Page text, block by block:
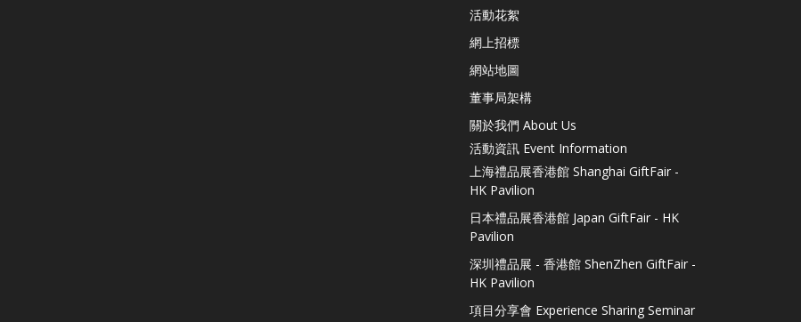
活動花絮
網上招標
網站地圖
董事局架構
關於我們 About Us
活動資訊 Event Information
上海禮品展香港館 Shanghai GiftFair -
HK Pavilion
日本禮品展香港館 Japan GiftFair - HK
Pavilion
深圳禮品展 - 香港館 ShenZhen GiftFair -
HK Pavilion
項目分享會 Experience Sharing Seminar